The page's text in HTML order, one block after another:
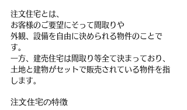
注文住宅とは、
お客様のご要望にそって間取りや
外観、設備を自由に決められる物件のことで
す。
一方、建売住宅は間取り等全て決まっており、
土地と建物がセットで販売されている物件を指
します。
注文住宅の特徴